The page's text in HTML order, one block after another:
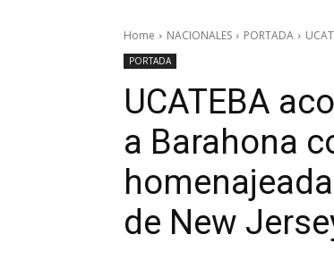
Home NACIONALES PORTADA
PORTADA
UCATEBA
a Barahona
de New